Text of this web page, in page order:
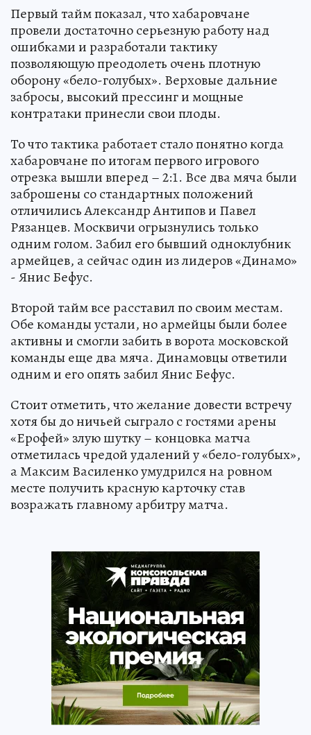
Первый тайм показал, что хабаровчане
провели достаточно серьезную работу над
ошибками и разработали тактику
позволяющую преодолеть очень плотную
оборону «бело-голубых». Верховые дальние
забросы, высокий прессинг и мощные
контратаки принесли свои плоды.
То что тактика работает стало понятно когда
хабаровчане по итогам первого игрового
отрезка вышли вперед – 2:1. Все два мяча были
заброшены со стандартных положений
отличились Александр Антипов и Павел
Рязанцев. Москвичи огрызнулись только
одним голом. Забил его бывший одноклубник
армейцев, а сейчас один из лидеров «Динамо»
- Янис Бефус.
Второй тайм все расставил по своим местам.
Обе команды устали, но армейцы были более
активны и смогли забить в ворота московской
команды еще два мяча. Динамовцы ответили
одним и его опять забил Янис Бефус.
Стоит отметить, что желание довести встречу
хотя бы до ничьей сыграло с гостями арены
«Ерофей» злую шутку – концовка матча
отметилась чредой удалений у «бело-голубых»,
а Максим Василенко умудрился на ровном
месте получить красную карточку став
возражать главному арбитру матча.